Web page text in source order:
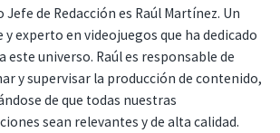
Jefe de Redacción es Raúl Martínez. Un
y experto en videojuegos que ha dedicado
este universo. Raúl es responsable de
y supervisar la producción de contenido,
de que todas nuestras
sean relevantes y de alta calidad.